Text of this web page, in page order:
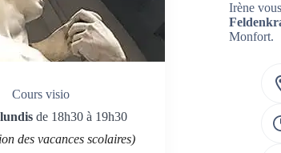
Cours visio
de 18h30 à 19h30
des vacances scolaires)
Irène
Monfort.